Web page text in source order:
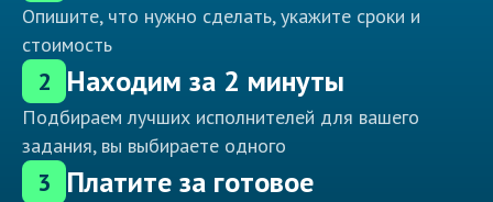
Опишите, что нужно сделать, укажите сроки и
стоимость
2 Находим за 2 минуты
Подбираем лучших исполнителей для вашего
задания, вы выбираете одного
3 Платите за готовое